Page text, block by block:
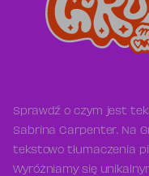
Sprawdź o czym jest
Sabrina Carpenter. Na
tekstowo tłumaczenia
Wyróżniamy się